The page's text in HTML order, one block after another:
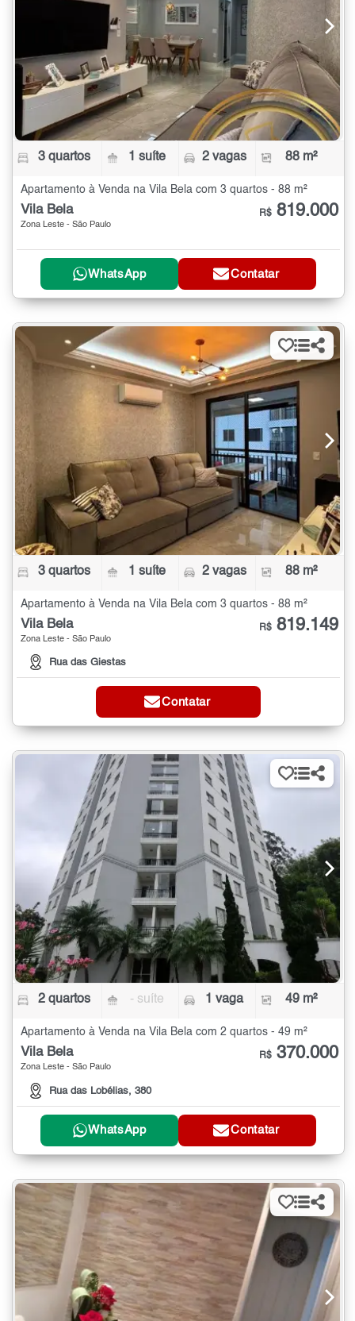
3 quartos 1 suíte 2 vagas 88 m²
Apartamento à Venda na Vila Bela com 3 quartos - 88 m²
Vila Bela
Zona Leste - São Paulo
R$ 819.000
WhatsApp Contatar
3 quartos 1 suíte 2 vagas 88 m²
Apartamento à Venda na Vila Bela com 3 quartos - 88 m²
Vila Bela
Zona Leste - São Paulo
Rua das Giestas
R$ 819.149
Contatar
2 quartos - suíte 1 vaga 49 m²
Apartamento à Venda na Vila Bela com 2 quartos - 49 m²
Vila Bela
Zona Leste - São Paulo
Rua das Lobélias, 380
R$ 370.000
WhatsApp Contatar